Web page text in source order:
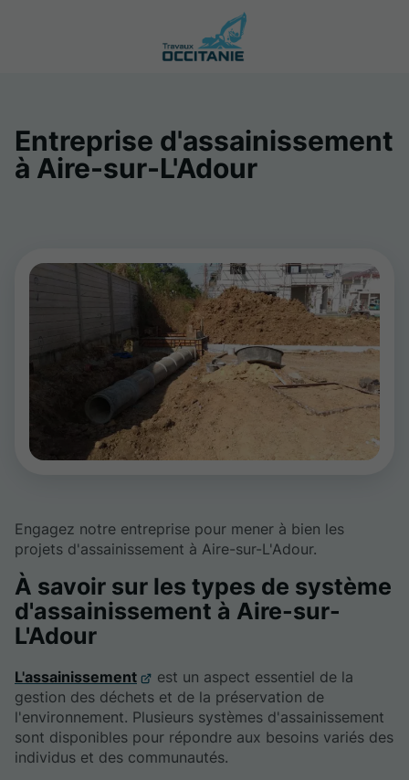
Entreprise d'assainissement
à Aire-sur-L'Adour
Engagez notre entreprise pour mener à bien les
projets d'assainissement à Aire-sur-L'Adour.
À savoir sur les types de système
d'assainissement à Aire-sur-
L'Adour
L'assainissement
est un aspect essentiel de la
gestion des déchets et de la préservation de
l'environnement. Plusieurs systèmes d'assainissement
sont disponibles pour répondre aux besoins variés des
individus et des communautés.